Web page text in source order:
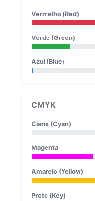
Vermelho (Red)
Verde (Green)
Azul (Blue)
CMYK
Ciano (Cyan)
Magenta
Amarelo (Yellow)
Preto (Key)